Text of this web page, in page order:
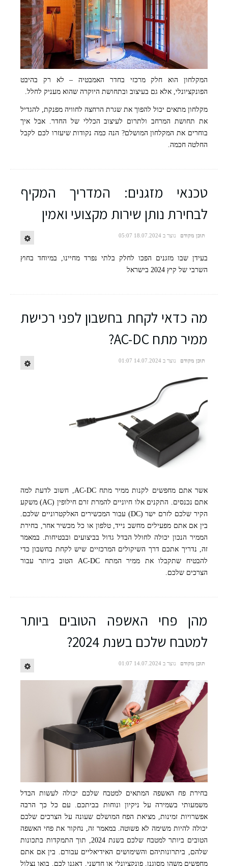
Image by Alissa De Leva from Pixabay
המקלחון הוא חלק מרכזי בחדר האמבטיה – לא רק בהיבט
הפונקציונלי, אלא גם בעיצוב ובתחושת היוקרה שהוא מעניק לחלל.
מקלחון מתאים יכול להפוך את שגרת הרחצה לחוויה מפנקת, להגדיל
את תחושת המרחב ולתרום לעיצוב הכללי של החדר. אבל איך
בוחרים את המקלחון המושלם? הנה כמה נקודות שיעזרו לכם לקבל
החלטה חכמה.
טכנאי מזגנים: המדריך המקיף
לבחירת נותן שירות מקצועי ואמין
תוכן מקודם נוצר ב 18.07.2024 05:07
בעידן שבו מזגנים הפכו לחלק בלתי נפרד מחיינו, במיוחד בחוץ
השרבי של קיץ 2024 בישראל
מה כדאי לקחת בחשבון לפני רכישת
ממיר מתח AC-DC?
תוכן מקודם נוצר ב 14.07.2024 01:07
אשר אתם מחפשים לקנות ממיר מתח AC-DC, חשוב לדעת למה
אתם נכנסים. התקנים אלו חיוניים להמרת זרם חילופין (AC) משקע
הקיר שלכם לזרם ישר (DC) עבור המכשירים האלקטרוניים שלכם.
בין אם אתם מפעילים מחשב נייד, טלפון או כל מכשיר אחר, בחירת
הממיר הנכון יכולה לחולל הבדל גדול בביצועים ובבטיחות. במאמר
זה, נדריך אתכם דרך השיקולים המרכזיים שיש לקחת בחשבון כדי
להבטיח שתקבלו את ממיר המתח AC-DC הטוב ביותר עבור
הצרכים שלכם.
מהן פחי האשפה הטובים ביותר
למטבח שלכם בשנת 2024?
תוכן מקודם נוצר ב 14.07.2024 01:07
בחירת פח האשפה המתאים למטבח שלכם יכולה לעשות הבדל
משמעותי בשמירה על ניקיון ונוחות בביתכם. עם כל כך הרבה
אפשרויות זמינות, מציאת הפח המושלם שעונה על הצרכים שלכם
יכולה להיות משימה לא פשוטה. במאמר זה, נחקור את פחי האשפה
הטובים ביותר למטבח שלכם בשנת 2024, תוך התמקדות בתכונות
שלהם, ביתרונותיהם והשימושים האידיאליים עבורם. בין אם אתם
מחפשים משהו מסוגנן, פונקציונלי או חדשני, דאגנו לכם. בואו נצלול